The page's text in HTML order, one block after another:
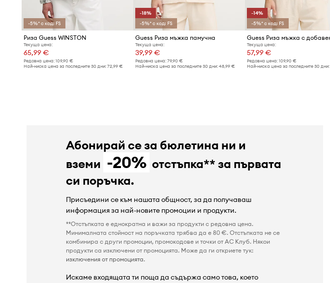
-5%* с код: FS
Риза Guess WINSTON
Текуща цена:
65,99 €
Редовна цена: 109,90 €
Най-ниска цена за последните 30 дни: 72,99 €
-18%
-5%* с код: FS
Guess Риза мъжка памучна
Текуща цена:
39,99 €
Редовна цена:79,90 €
Най-ниска цена за последните 30 дни:48,99 €
-14%
-5%* с код: FS
Текуща цена:
57,99 €
Редовна цена: 109,90 €
Най-ниска цена за последните 30 дни:
Абонирай се за бюлетина ни и
вземи -20% отстъпка** за първата
си поръчка.
Присъедини се към нашата общност, за да получаваш
информация за най-новите промоции и продукти.
**Отстъпката е еднократна и важи за продукти с редовна цена.
Минималната стойност на поръчката трябва да е 80 €. Отстъпката не се
комбинира с други промоции, промокодове и точки от AC Клуб. Някои
продукти са изключени от промоцията. Може да ги откриете тук:
изключения от промоцията.
Искаме входящата ти поща да съдържа само това, което